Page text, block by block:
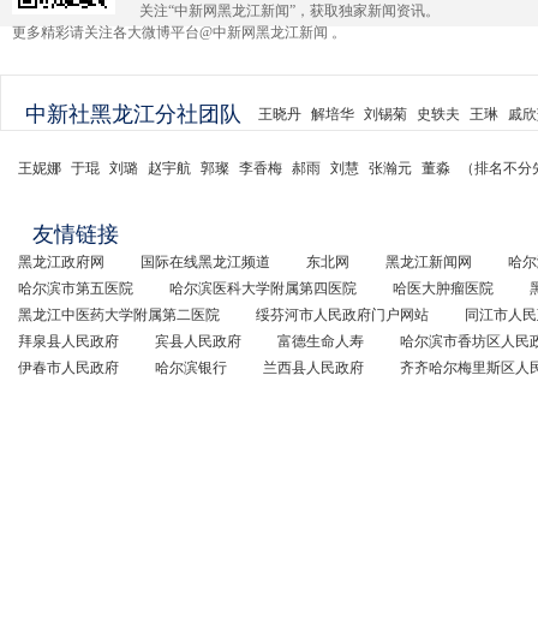
关注“中新网黑龙江新闻”，获取独家新闻资讯。
更多精彩请关注各大微博平台@中新网黑龙江新闻 。
中新社黑龙江分社团队 王晓丹 解培华 刘锡菊 史轶夫 王琳 戚
王妮娜 于琨 刘璐 赵宇航 郭璨 李香梅 郝雨 刘慧 张瀚元 董淼 （排名不
友情链接
黑龙江政府网 国际在线黑龙江频道 东北网 黑龙江新闻网
哈
哈尔滨市第五医院
哈尔滨医科大学附属第四医院 哈医大肿瘤医院
黑龙江中医药大学附属第二医院
绥芬河市人民政府门户网站
同江市人
拜泉县人民政府
宾县人民政府 富德生命人寿
哈尔滨市香坊区人民
伊春市人民政府
哈尔滨银行 兰西县人民政府 齐齐哈尔梅里斯区人